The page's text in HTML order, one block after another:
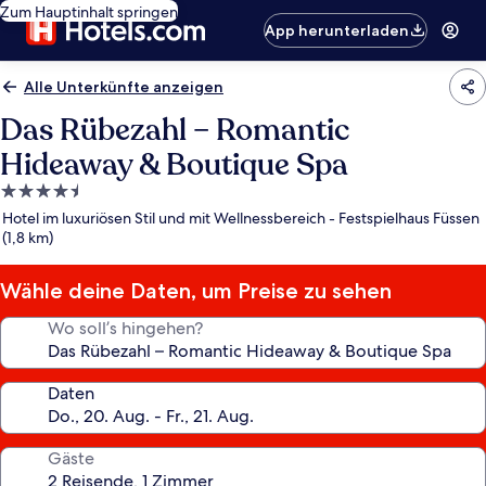
Zum Hauptinhalt springen
App herunterladen
Alle Unterkünfte anzeigen
Das Rübezahl – Romantic
Hideaway & Boutique Spa
4.5-
Sterne-
Unterkunft
Hotel im luxuriösen Stil und mit Wellnessbereich - Festspielhaus Füssen
(1,8 km)
Wähle deine Daten, um Preise zu sehen
Wo soll’s hingehen?
Daten
Gäste